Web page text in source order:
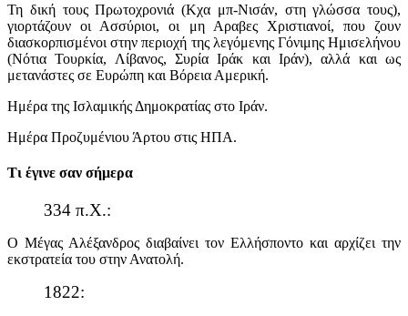
Τη δική τους Πρωτοχρονιά (Κχα μπ-Νισάν, στη γλώσσα τους),
γιορτάζουν οι Ασσύριοι, οι μη Αραβες Χριστιανοί, που ζουν
διασκορπισμένοι στην περιοχή της λεγόμενης Γόνιμης Ημισελήνου
(Νότια Τουρκία, Λίβανος, Συρία Ιράκ και Ιράν), αλλά και ως
μετανάστες σε Ευρώπη και Βόρεια Αμερική.
Ημέρα της Ισλαμικής Δημοκρατίας στο Ιράν.
Ημέρα Προζυμένιου Άρτου στις ΗΠΑ.
Τι έγινε σαν σήμερα
334 π.Χ.:
Ο Μέγας Αλέξανδρος διαβαίνει τον Ελλήσποντο και αρχίζει την
εκστρατεία του στην Ανατολή.
1822: